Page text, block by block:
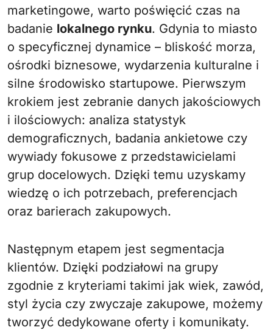
marketingowe, warto poświęcić czas na
badanie lokalnego rynku. Gdynia to miasto
o specyficznej dynamice – bliskość morza,
ośrodki biznesowe, wydarzenia kulturalne i
silne środowisko startupowe. Pierwszym
krokiem jest zebranie danych jakościowych
i ilościowych: analiza statystyk
demograficznych, badania ankietowe czy
wywiady fokusowe z przedstawicielami
grup docelowych. Dzięki temu uzyskamy
wiedzę o ich potrzebach, preferencjach
oraz barierach zakupowych.
Następnym etapem jest segmentacja
klientów. Dzięki podziałowi na grupy
zgodnie z kryteriami takimi jak wiek, zawód,
styl życia czy zwyczaje zakupowe, możemy
tworzyć dedykowane oferty i komunikaty.